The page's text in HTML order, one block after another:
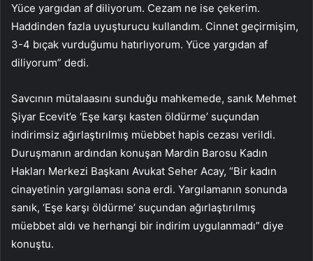
Yüce yargıdan af diliyorum. Cezam ne ise çekerim.
Haddinden fazla uyuşturucu kullandım. Cinnet geçirmişim,
3-4 bıçak vurduğumu hatırlıyorum. Yüce yargıdan af
diliyorum” dedi.
Savcının mütalaasını sunduğu mahkemede, sanık Mehmet
Şiyar Ecevit’e ‘Eşe karşı kasten öldürme’ suçundan
indirimsiz ağırlaştırılmış müebbet hapis cezası verildi.
Duruşmanın ardından konuşan Mardin Barosu Kadın
Hakları Merkezi Başkanı Avukat Seher Acay, “Bir kadın
cinayetinin yargılaması sona erdi. Yargılamanın sonunda
sanık, ‘Eşe karşı öldürme’ suçundan ağırlaştırılmış
müebbet aldı ve herhangi bir indirim uygulanmadı” diye
konuştu.